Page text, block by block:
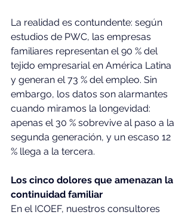
La realidad es contundente: según
estudios de PWC, las empresas
familiares representan el 90 % del
tejido empresarial en América Latina
y generan el 73 % del empleo. Sin
embargo, los datos son alarmantes
cuando miramos la longevidad:
apenas el 30 % sobrevive al paso a la
segunda generación, y un escaso 12
% llega a la tercera.
Los cinco dolores que amenazan la
continuidad familiar
En el ICOEF, nuestros consultores